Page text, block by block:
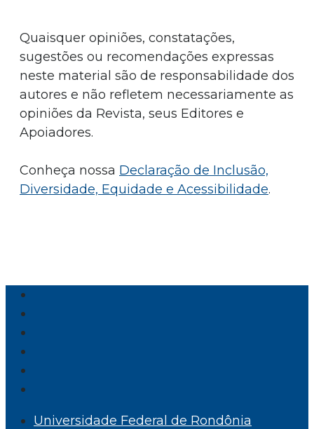
Quaisquer opiniões, constatações,
sugestões ou recomendações expressas
neste material são de responsabilidade dos
autores e não refletem necessariamente as
opiniões da Revista, seus Editores e
Apoiadores.
Conheça nossa Declaração de Inclusão,
Diversidade, Equidade e Acessibilidade.
Universidade Federal de Rondônia